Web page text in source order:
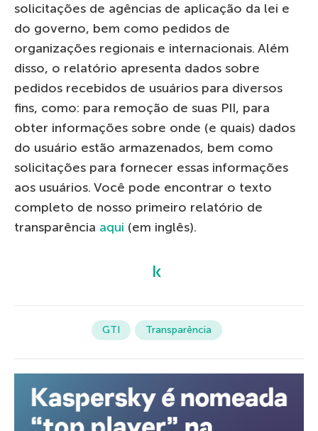
solicitações de agências de aplicação da lei e
do governo, bem como pedidos de
organizações regionais e internacionais. Além
disso, o relatório apresenta dados sobre
pedidos recebidos de usuários para diversos
fins, como: para remoção de suas PII, para
obter informações sobre onde (e quais) dados
do usuário estão armazenados, bem como
solicitações para fornecer essas informações
aos usuários. Você pode encontrar o texto
completo de nosso primeiro relatório de
transparência aqui (em inglês).
GTI Transparência